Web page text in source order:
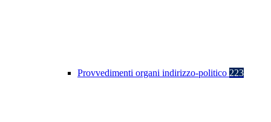
Provvedimenti organi indirizzo-politico 223